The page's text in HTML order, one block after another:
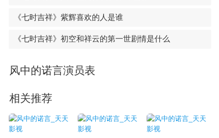
《七时吉祥》紫辉喜欢的人是谁
《七时吉祥》初空和祥云的第一世剧情是什么
风中的诺言演员表
相关推荐